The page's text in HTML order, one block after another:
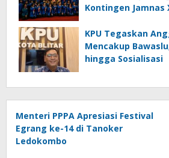
Kontingen Jamnas
KPU Tegaskan
Mencakup
hingga Sosialisasi
Menteri PPPA Apresiasi Festival
Egrang ke-14 di Tanoker
Ledokombo